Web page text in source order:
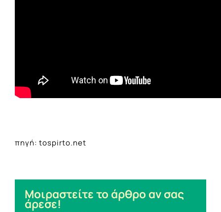
πηγή: tospirto.net
Μοιραστείτε το άρθρο αν σας
άρεσε!